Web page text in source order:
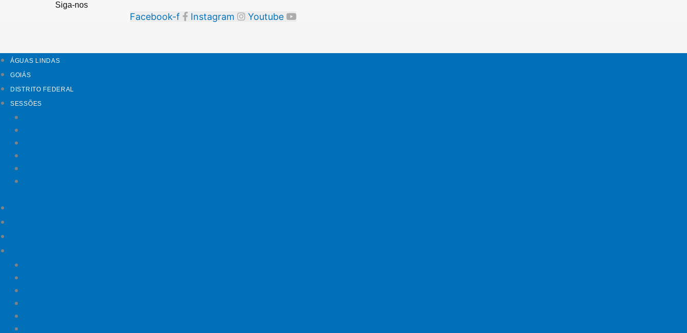
Siga-nos
Facebook-f Instagram Youtube
ÁGUAS LINDAS
GOIÁS
DISTRITO FEDERAL
SESSÕES